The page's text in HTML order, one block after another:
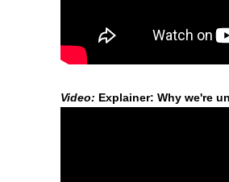
Video: Explainer: Why we're